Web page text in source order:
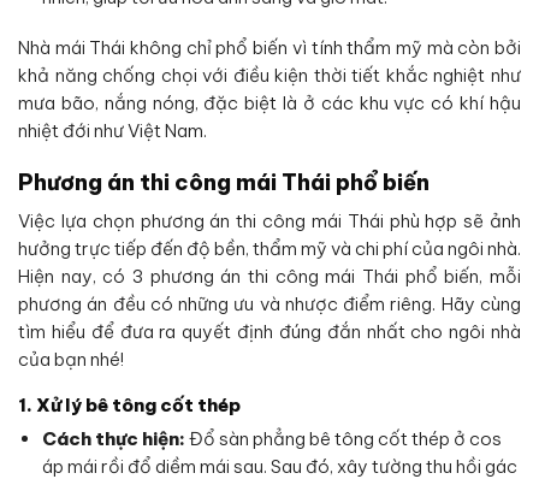
Nhà mái Thái không chỉ phổ biến vì tính thẩm mỹ mà còn bởi
khả năng chống chọi với điều kiện thời tiết khắc nghiệt như
mưa bão, nắng nóng, đặc biệt là ở các khu vực có khí hậu
nhiệt đới như Việt Nam.
Phương án thi công mái Thái phổ biến
Việc lựa chọn phương án thi công mái Thái phù hợp sẽ ảnh
hưởng trực tiếp đến độ bền, thẩm mỹ và chi phí của ngôi nhà.
Hiện nay, có 3 phương án thi công mái Thái phổ biến, mỗi
phương án đều có những ưu và nhược điểm riêng. Hãy cùng
tìm hiểu để đưa ra quyết định đúng đắn nhất cho ngôi nhà
của bạn nhé!
1. Xử lý bê tông cốt thép
Cách thực hiện: Đổ sàn phẳng bê tông cốt thép ở cos
áp mái rồi đổ diềm mái sau. Sau đó, xây tường thu hồi gác